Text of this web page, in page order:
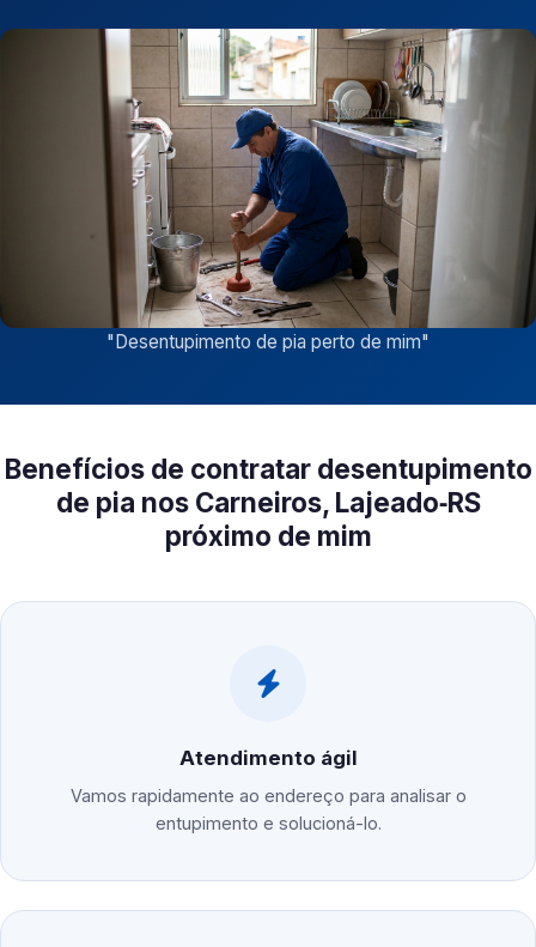
"Desentupimento de pia perto de mim"
Benefícios de contratar desentupimento
de pia nos Carneiros, Lajeado‑RS
próximo de mim
Atendimento ágil
Vamos rapidamente ao endereço para analisar o
entupimento e solucioná-lo.